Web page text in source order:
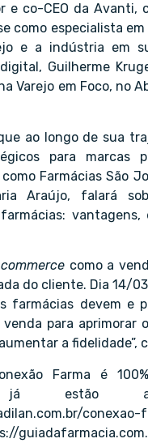
e co-CEO da Avanti,
como especialista
e a indústria em
Guilherme
Varejo em Foco, no
ao longo de sua
para marcas
Farmácias São
Araújo, falará
vantagens,
como a
do cliente. Dia 14/
farmácias devem e
para aprimorar
a fidelidade”,
Farma é
já estão
conexao-